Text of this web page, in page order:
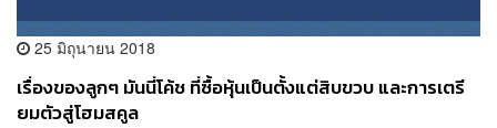
25 มิถุนายน 2018
เรื่องของลูกๆ มันนี่โค้ช ที่ซื้อหุ้นเป็นตั้งแต่สิบขวบ และการเตรี
ยมตัวสู่โฮมสคูล